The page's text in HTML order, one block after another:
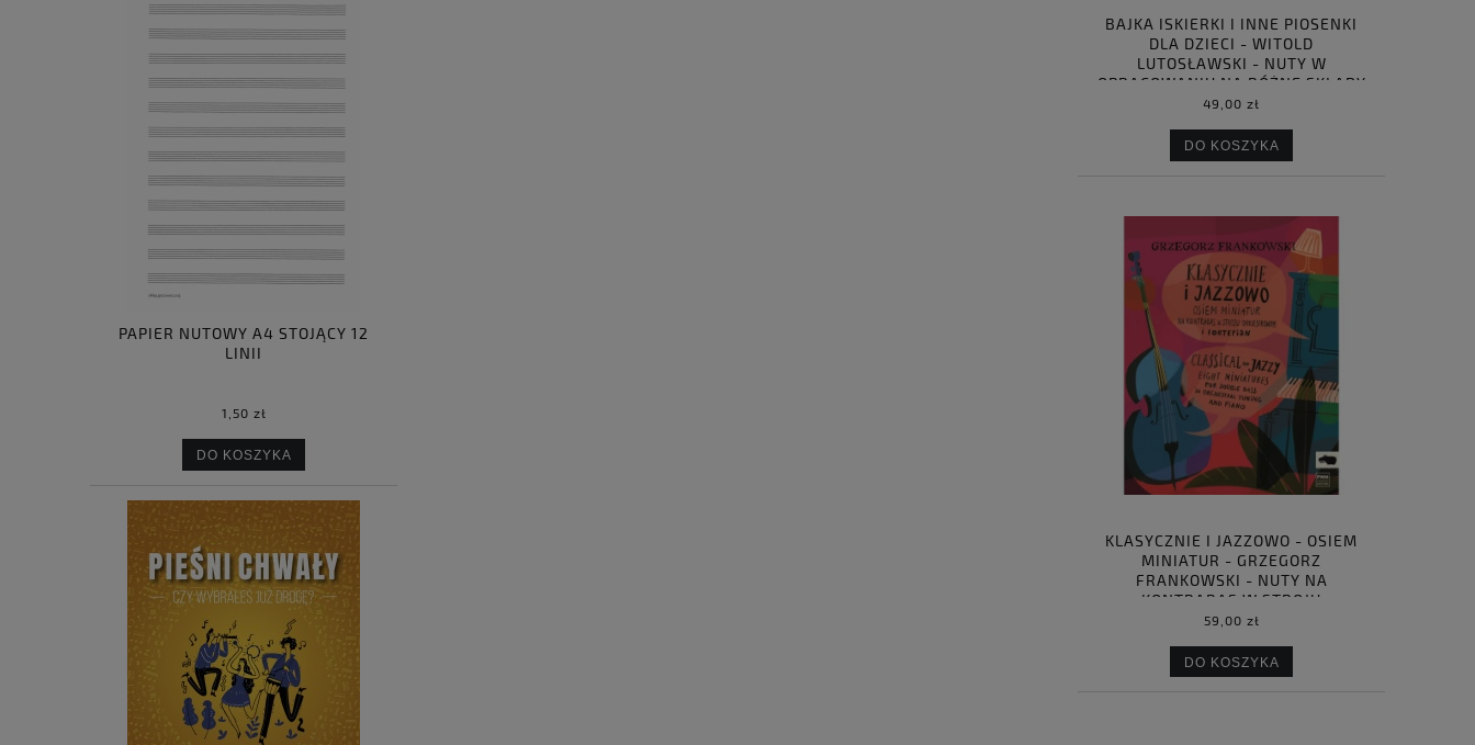
PAPIER NUTOWY A4 STOJĄCY 12
LINII
1,50 zł
DO KOSZYKA
BAJKA ISKIERKI I INNE PIOSENKI
DLA DZIECI - WITOLD
LUTOSŁAWSKI - NUTY W
OPRACOWANIU NA RÓŻNE SKŁADY
FLETOWE
49,00 zł
DO KOSZYKA
KLASYCZNIE I JAZZOWO - OSIEM
MINIATUR - GRZEGORZ
FRANKOWSKI - NUTY NA
KONTRABAS W STROJU
ORKIESTROWYM I FORTEPIAN
59,00 zł
DO KOSZYKA